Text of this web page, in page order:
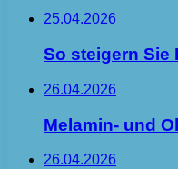
25.04.2026
So steigern Sie
26.04.2026
Melamin- und
26.04.2026